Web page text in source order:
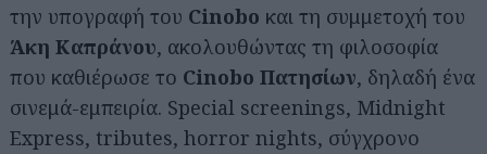
την υπογραφή του Cinobo και τη συμμετοχή του
Άκη Καπράνου, ακολουθώντας τη φιλοσοφία
που καθιέρωσε το Cinobo Πατησίων, δηλαδή ένα
σινεμά-εμπειρία. Special screenings, Midnight
Express, tributes, horror nights, σύγχρονο